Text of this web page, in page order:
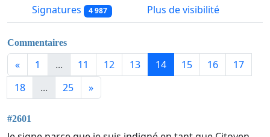
Signatures 4 987 Plus de visibilité
Commentaires
« 1 ... 11 12 13 14 15 16
17
18
... 25 »
#2601